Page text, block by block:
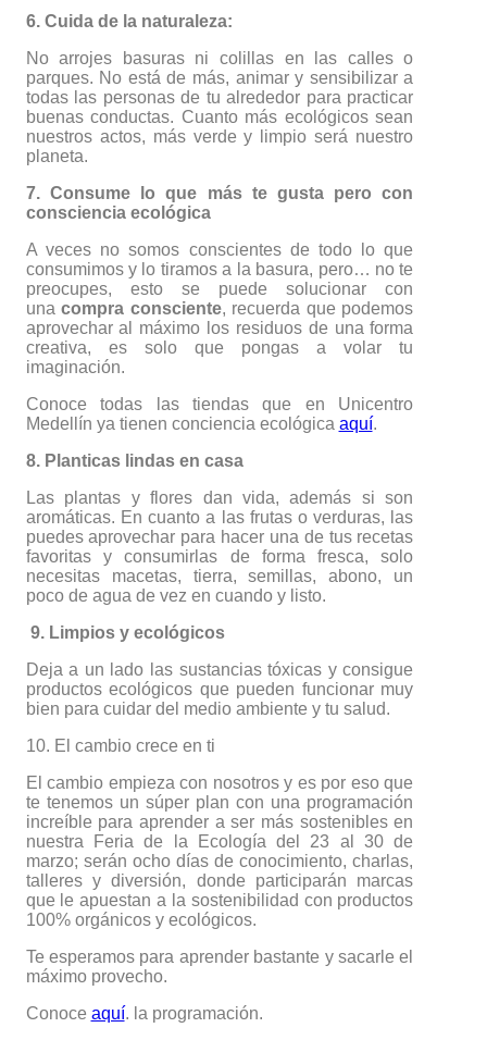
6. Cuida de la naturaleza:
No arrojes basuras ni colillas en las calles o
parques. No está de más, animar y sensibilizar a
todas las personas de tu alrededor para practicar
buenas conductas. Cuanto más ecológicos sean
nuestros actos, más verde y limpio será nuestro
planeta.
7. Consume lo que más te gusta pero con
consciencia ecológica
A veces no somos conscientes de todo lo que
consumimos y lo tiramos a la basura, pero… no te
preocupes, esto se puede solucionar con
unacompra consciente, recuerda que podemos
aprovechar al máximo los residuos de una forma
creativa, es solo que pongas a volar tu
imaginación.
Conoce todas las tiendas que en Unicentro
Medellín ya tienen conciencia ecológica aquí.
8. Planticas lindas en casa
Las plantas y flores dan vida, además si son
aromáticas. En cuanto a las frutas o verduras, las
puedes aprovechar para hacer una de tus recetas
favoritas y consumirlas de forma fresca, solo
necesitas macetas, tierra, semillas, abono, un
poco de agua de vez en cuando y listo.
9. Limpios y ecológicos
Deja a un lado las sustancias tóxicas y consigue
productos ecológicos que pueden funcionar muy
bien para cuidar del medio ambiente y tu salud.
10. El cambio crece en ti
El cambio empieza con nosotros y es por eso que
te tenemos un súper plan con una programación
increíble para aprender a ser más sostenibles en
nuestra Feria de la Ecología del 23 al 30 de
marzo; serán ocho días de conocimiento, charlas,
talleres y diversión, donde participarán marcas
que le apuestan a la sostenibilidad con productos
100% orgánicos y ecológicos.
Te esperamos para aprender bastante y sacarle el
máximo provecho.
Conoce aquí. la programación.